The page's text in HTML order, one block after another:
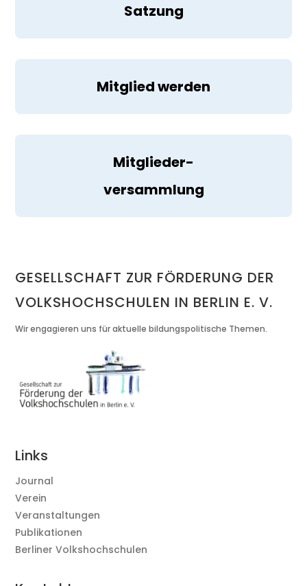
Satzung
Mitglied werden
Mitglieder-
versammlung
GESELLSCHAFT ZUR FÖRDERUNG DER
VOLKSHOCHSCHULEN IN BERLIN E. V.
Wir engagieren uns für aktuelle bildungspolitische Themen.
Links
Journal
Verein
Veranstaltungen
Publikationen
Berliner Volkshochschulen